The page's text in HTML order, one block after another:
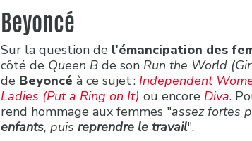
Beyoncé
Sur la question de l'émancipation des
côté de Queen B de son Run the World
de Beyoncé à ce sujet : Independent
Ladies (Put a Ring on It) ou encore Diva.
rend hommage aux femmes "assez fortes
enfants, puis reprendre le travail".